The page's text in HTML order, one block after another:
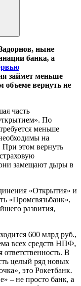
ныне
банка, а
займет меньше
объеме вернуть не
часть
По
меньше
на
При этом вернуть
замещают дыры в
«Открытия» и
«Промсвязьбанк»,
развития,
600 млрд руб.,
всех средств НПФ,
ответственность. В
целый ряд новых
это Рокетбанк.
– не просто банк, а